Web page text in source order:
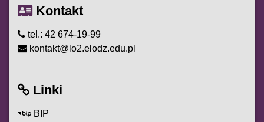
Kontakt
tel.: 42 674-19-99
kontakt@lo2.elodz.edu.pl
Linki
BIP